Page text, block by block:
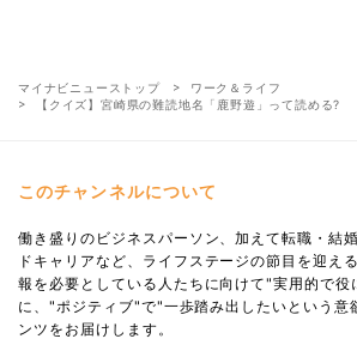
マイナビニューストップ
ワーク＆ライフ
【クイズ】宮崎県の難読地名「鹿野遊」って読める?
このチャンネルについて
働き盛りのビジネスパーソン、加えて転職・結
ドキャリアなど、ライフステージの節目を迎え
報を必要としている人たちに向けて"実用的で役
に、"ポジティブ"で"一歩踏み出したいという意
ンツをお届けします。